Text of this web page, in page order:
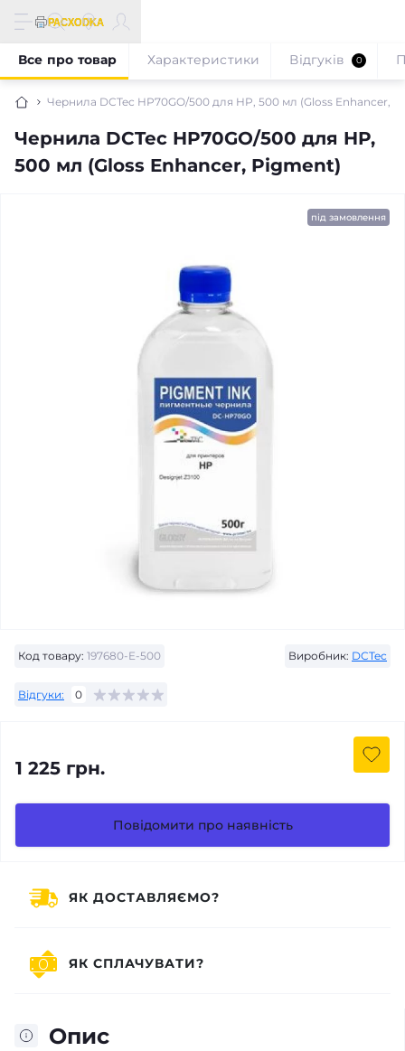
Чернила DCTec HP70GO/500 для HP, 500 мл (Gloss Enhancer,
Чернила DCTec HP70GO/500 для HP,
500 мл (Gloss Enhancer, Pigment)
Все про товар Характеристики Відгуків 0
під замовлення
Код товару: 197680-E-500 Виробник: DCTec
Відгуки: 0
1 225 грн.
Повідомити про наявність
Опис
ЯК ДОСТАВЛЯЄМО?
ЯК СПЛАЧУВАТИ?